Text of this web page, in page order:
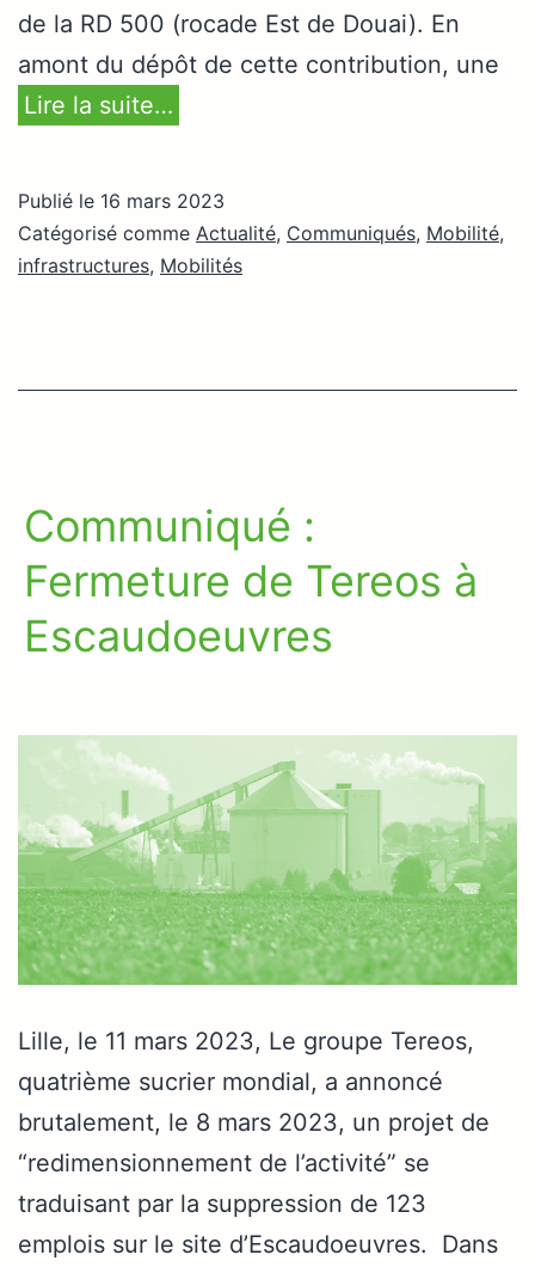
de la RD 500 (rocade Est de Douai). En
amont du dépôt de cette contribution, une
Lire la suite…
Publié le 16 mars 2023
Catégorisé comme Actualité, Communiqués, Mobilité,
infrastructures, Mobilités
Communiqué :
Fermeture de Tereos à
Escaudoeuvres
Lille, le 11 mars 2023, Le groupe Tereos,
quatrième sucrier mondial, a annoncé
brutalement, le 8 mars 2023, un projet de
“redimensionnement de l’activité” se
traduisant par la suppression de 123
emplois sur le site d’Escaudoeuvres. Dans